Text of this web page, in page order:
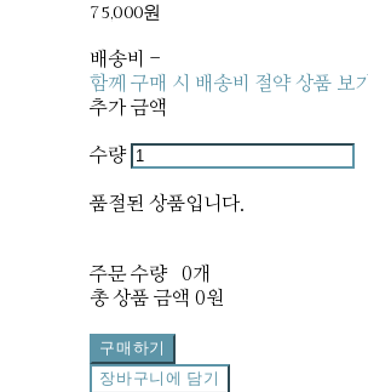
75,000원
배송비 -
함께 구매 시 배송비 절약 상품 보기
추가 금액
수량
품절된 상품입니다.
주문 수량
0개
총 상품 금액 0원
구매하기
장바구니에 담기